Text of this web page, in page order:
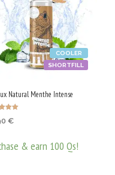
SHORTFILL
COOLER
Natural Menthe Intense
€
& earn 100 Qs!